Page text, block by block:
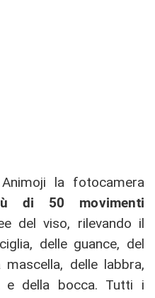
la fotocamera
di 50 movimenti
del viso, rilevando il
delle guance, del
delle labbra,
e della bocca. Tutti i